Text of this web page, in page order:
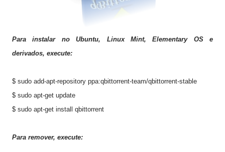
Para instalar no Ubuntu, Linux Mint, Elementary OS e
derivados, execute:
$ sudo add-apt-repository ppa:qbittorrent-team/qbittorrent-stable
$ sudo apt-get update
$ sudo apt-get install qbittorrent
Para remover, execute: